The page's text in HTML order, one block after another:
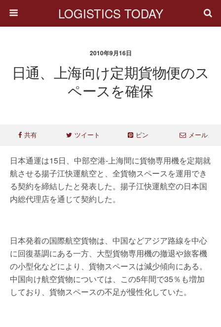
LOGISTICS TODAY
2010年9月16日
日通、上海向け定期貨物便のス
ペースを確保
共有 ツイート ピン メール
日本通運は15日、中部空港-上海間に貨物専用機を定期就
航させる揚子江快運航空と、全貨物スペースを運用でき
る契約を締結したと発表した。揚子江快運航空の日本国
内総代理店を通じて契約した。
日本発着の国際航空貨物は、中国などアジア路線を中心
に回復基調にある一方、大型貨物専用機の撤退や旅客機
の小型化などにより、貨物スペースは減少傾向にある。
中国向け航空貨物については、この5年間で35％も増加
しており、貨物スペースの不足が慢性化していた。